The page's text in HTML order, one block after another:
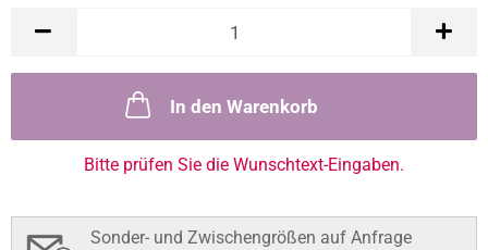
In den Warenkorb
Bitte prüfen Sie die Wunschtext-Eingaben.
Sonder- und Zwischengrößen auf Anfrage